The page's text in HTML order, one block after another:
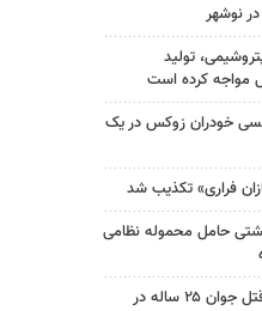
نوشهر
تولید
مواجه کرده است
خودران زوکس در یک
فراری» تکذیب شد
حامل محموله نظامی
اختلاف خانوادگی به قتل جوان ۲۵ ساله در